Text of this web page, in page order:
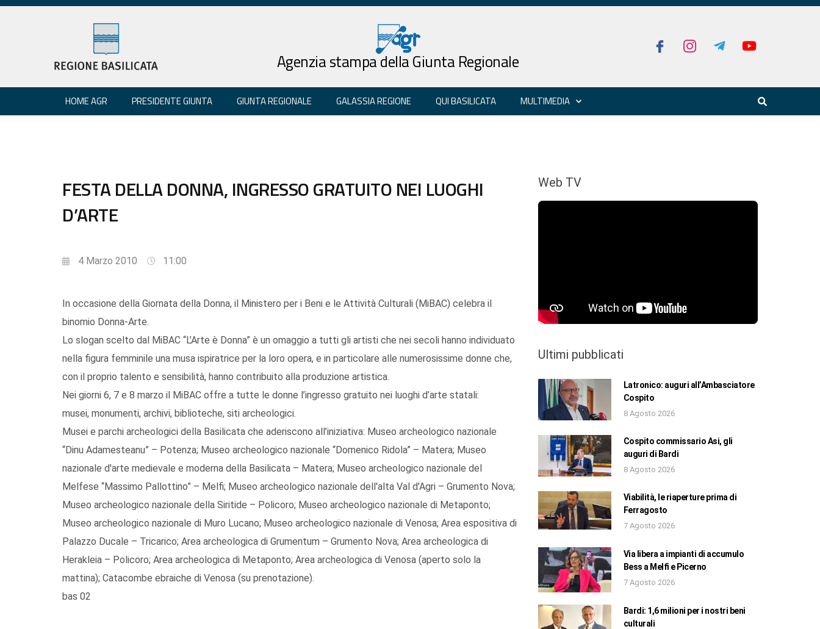
Agenzia stampa della Giunta Regionale
HOME AGR PRESIDENTE GIUNTA GIUNTA REGIONALE GALASSIA REGIONE QUI BASILICATA MULTIMEDIA
FESTA DELLA DONNA, INGRESSO GRATUITO NEI LUOGHI
D’ARTE
4 Marzo 2010 11:00
In occasione della Giornata della Donna, il Ministero per i Beni e le Attività Culturali (MiBAC) celebra il
binomio Donna-Arte.
Lo slogan scelto dal MiBAC “L’Arte è Donna” è un omaggio a tutti gli artisti che nei secoli hanno individuato
nella figura femminile una musa ispiratrice per la loro opera, e in particolare alle numerosissime donne che,
con il proprio talento e sensibilità, hanno contribuito alla produzione artistica.
Nei giorni 6, 7 e 8 marzo il MiBAC offre a tutte le donne l’ingresso gratuito nei luoghi d’arte statali:
musei, monumenti, archivi, biblioteche, siti archeologici.
Musei e parchi archeologici della Basilicata che aderiscono all’iniziativa: Museo archeologico nazionale
“Dinu Adamesteanu” – Potenza; Museo archeologico nazionale “Domenico Ridola” – Matera; Museo
nazionale d'arte medievale e moderna della Basilicata – Matera; Museo archeologico nazionale del
Melfese “Massimo Pallottino” – Melfi; Museo archeologico nazionale dell'alta Val d'Agri – Grumento Nova;
Museo archeologico nazionale della Siritide – Policoro; Museo archeologico nazionale di Metaponto;
Museo archeologico nazionale di Muro Lucano; Museo archeologico nazionale di Venosa; Area espositiva di
Palazzo Ducale – Tricarico; Area archeologica di Grumentum – Grumento Nova; Area archeologica di
Herakleia – Policoro; Area archeologica di Metaponto; Area archeologica di Venosa (aperto solo la
mattina); Catacombe ebraiche di Venosa (su prenotazione).
bas 02
Web TV
Ultimi pubblicati
Latronico: auguri all’Ambasciatore
Cospito
8 Agosto 2026
Cospito commissario Asi, gli
auguri di Bardi
8 Agosto 2026
Viabilità, le riaperture prima di
Ferragosto
7 Agosto 2026
Via libera a impianti di accumulo
Bess a Melfi e Picerno
7 Agosto 2026
Bardi: 1,6 milioni per i nostri beni
culturali